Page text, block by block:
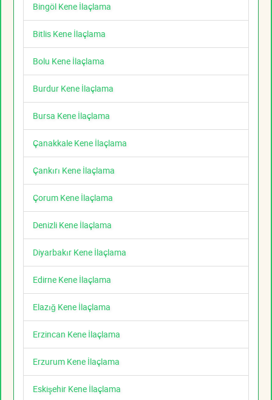
Bingöl Kene İlaçlama
Bitlis Kene İlaçlama
Bolu Kene İlaçlama
Burdur Kene İlaçlama
Bursa Kene İlaçlama
Çanakkale Kene İlaçlama
Çankırı Kene İlaçlama
Çorum Kene İlaçlama
Denizli Kene İlaçlama
Diyarbakır Kene İlaçlama
Edirne Kene İlaçlama
Elazığ Kene İlaçlama
Erzincan Kene İlaçlama
Erzurum Kene İlaçlama
Eskişehir Kene İlaçlama